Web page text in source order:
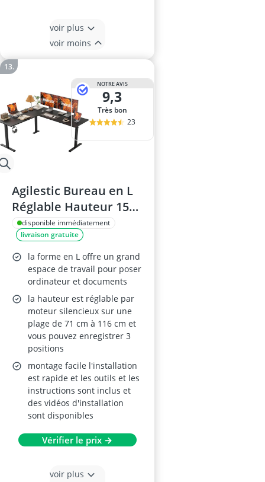
voir plus
voir moins
NOTRE AVIS
9,3
Très bon
23
Agilestic Bureau en L
Réglable Hauteur 150
× 125 cm –
Ergonomique,
Debout/Assis, pour
Coin d'Angle, Noir
disponible immédiatement
livraison gratuite
la forme en L offre un grand
espace de travail pour poser
ordinateur et documents
la hauteur est réglable par
moteur silencieux sur une
plage de 71 cm à 116 cm et
vous pouvez enregistrer 3
positions
montage facile l'installation
est rapide et les outils et les
instructions sont inclus et
des vidéos d'installation
sont disponibles
Vérifier le prix →
voir plus